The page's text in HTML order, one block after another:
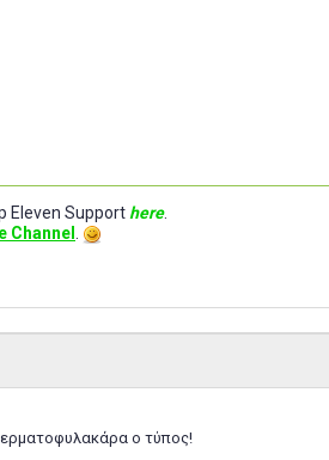
Eleven Support here.
Channel
ο τύπος!